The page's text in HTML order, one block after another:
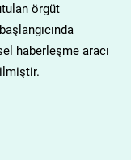
örgüt
haberleşme aracı